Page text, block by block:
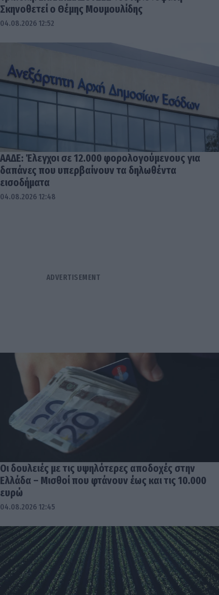
Σκηνοθετεί ο Θέμης Μουμουλίδης
04.08.2026 12:52
ΑΑΔΕ: Έλεγχοι σε 12.000 φορολογούμενους για
δαπάνες που υπερβαίνουν τα δηλωθέντα
εισοδήματα
04.08.2026 12:48
Οι δουλειές με τις υψηλότερες αποδοχές στην
Ελλάδα – Μισθοί που φτάνουν έως και τις 10.000
ευρώ
04.08.2026 12:45